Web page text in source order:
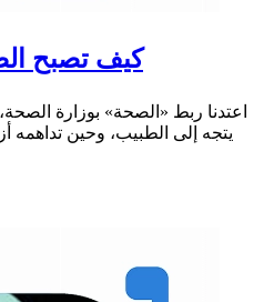
كيف تصبح
اعتدنا ربط «الصحة» بوزارة
يتجه إلى الطبيب، وحين تداهمه